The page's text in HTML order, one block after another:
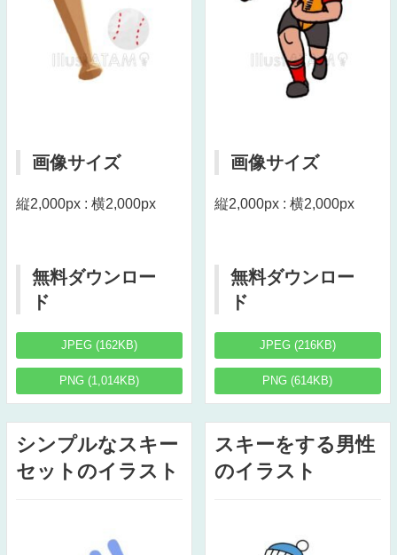
画像サイズ
縦2,000px : 横2,000px
無料ダウンロー
ド
JPEG (162KB)
PNG (1,014KB)
画像サイズ
縦2,000px : 横2,000px
無料ダウンロー
ド
JPEG (216KB)
PNG (614KB)
シンプルなスキー
セットのイラスト
スキーをする男性
のイラスト